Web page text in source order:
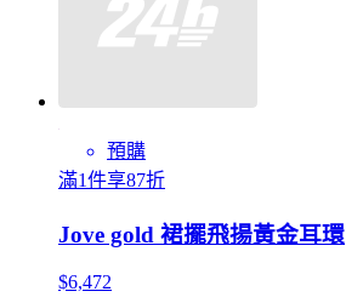
預購
滿1件享87折
Jove gold 裙擺飛揚黃金耳環
$6,472